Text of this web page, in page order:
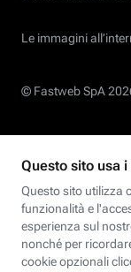
Le immagini
© Fastweb SpA